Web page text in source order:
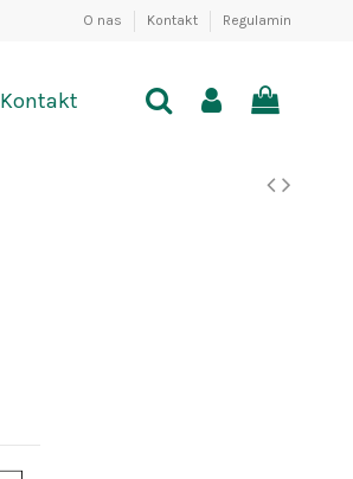
O nas Kontakt Regulamin
Kontakt